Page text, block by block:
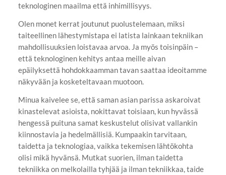
teknologinen maailma että inhimillisyys.
Olen monet kerrat joutunut puolustelemaan, miksi
taiteellinen lähestymistapa ei latista lainkaan tekniikan
mahdollisuuksien loistavaa arvoa. Ja myös toisinpäin –
että teknologinen kehitys antaa meille aivan
epäilyksettä hohdokkaamman tavan saattaa ideoitamme
näkyvään ja kosketeltavaan muotoon.
Minua kaivelee se, että saman asian parissa askaroivat
kinastelevat asioista, nokittavat toisiaan, kun hyvässä
hengessä puituna samat keskustelut olisivat vallankin
kiinnostavia ja hedelmällisiä. Kumpaakin tarvitaan,
taidetta ja teknologiaa, vaikka tekemisen lähtökohta
olisi mikä hyvänsä. Mutkat suorien, ilman taidetta
tekniikka on melkolailla tyhjää ja ilman tekniikkaa, taide